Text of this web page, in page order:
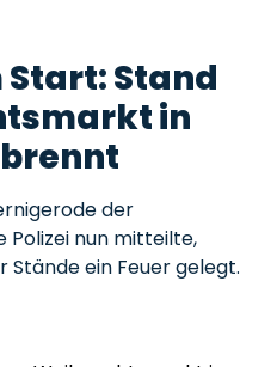
Start: Stand
in
der
Polizei nun mitteilte,
ein Feuer gelegt.